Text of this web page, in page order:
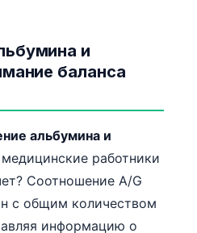
и
баланса
альбумина и
работники
Соотношение A/G
с общим количеством
информацию о